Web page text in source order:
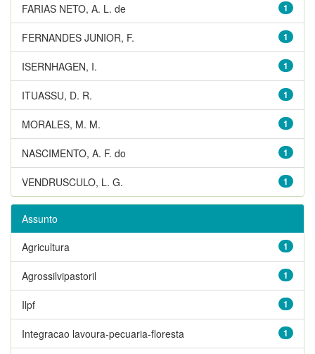
1
FARIAS NETO, A. L. de
1
FERNANDES JUNIOR, F.
1
ISERNHAGEN, I.
1
ITUASSU, D. R.
1
MORALES, M. M.
1
NASCIMENTO, A. F. do
1
VENDRUSCULO, L. G.
Assunto
1
Agricultura
1
Agrossilvipastoril
1
Ilpf
1
Integracao lavoura-pecuaria-floresta